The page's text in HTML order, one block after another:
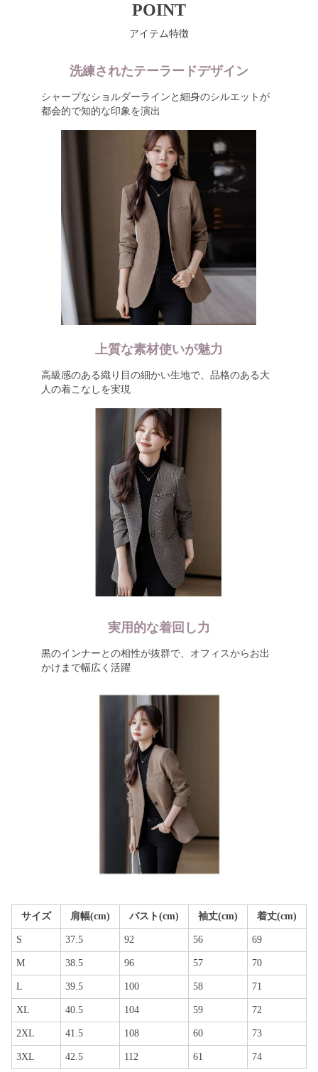
POINT
アイテム特徴
洗練されたテーラードデザイン
シャープなショルダーラインと細身のシルエットが
都会的で知的な印象を演出
上質な素材使いが魅力
高級感のある織り目の細かい生地で、品格のある大
人の着こなしを実現
実用的な着回し力
黒のインナーとの相性が抜群で、オフィスからお出
かけまで幅広く活躍
サイズ 肩幅(cm) バスト(cm) 袖丈(cm) 着丈(cm)
S 37.5 92 56 69
M 38.5 96 57 70
L 39.5 100 58 71
XL 40.5 104 59 72
2XL 41.5 108 60 73
3XL 42.5 112 61 74